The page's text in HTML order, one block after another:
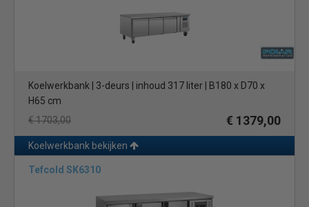
Koelwerkbank | 3-deurs | inhoud 317 liter | B180 x D70 x
H65 cm
€ 1703,00
€ 1379,00
Koelwerkbank bekijken
Tefcold SK6310